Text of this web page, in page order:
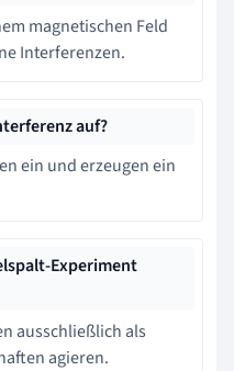
magnetischen Feld
Interferenzen.
auf?
ein und erzeugen ein
Experiment
ausschließlich als
agieren.